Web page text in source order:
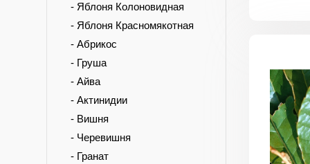
- Яблоня Колоновидная
- Яблоня Красномякотная
- Абрикос
- Груша
- Айва
- Актинидии
- Вишня
- Черевишня
- Гранат